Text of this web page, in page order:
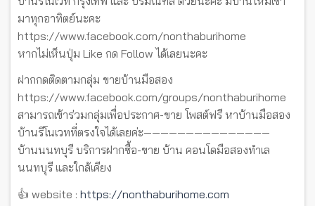
มาทุกอาทิตย์นะคะ
https://www.facebook.com/nonthaburihome
หากไม่เห็นปุ่ม Like กด Follow ได้เลยนะคะ
ฝากกดติดตามกลุ่ม ขายบ้านมือสอง
https://www.facebook.com/groups/nonthaburihome
สามารถเข้าร่วมกลุ่มเพื่อประกาศ-ขาย โพสต์ฟรี หาบ้านมือสอง
บ้านรีโนเวทที่ตรงใจได้เลยค่ะ———————————————
บ้านนนทบุรี บริการฝากซื้อ-ขาย บ้าน คอนโดมือสองทำเล
นนทบุรี และใกล้เคียง
👍 website : https://nonthaburihome.com